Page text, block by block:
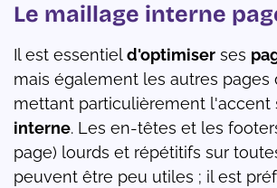
Le maillage interne
Il est essentield'optimiser ses
mais également les autres pages
mettant particulièrement l'accent
interne. Les en-têtes et les
page) lourds et répétitifs sur
peuvent être peu utiles ; il est